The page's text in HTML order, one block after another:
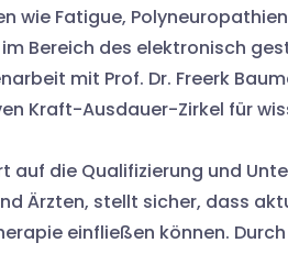
wie Fatigue,
Bereich des elektronisch
mit Prof. Dr. Freerk
Kraft-Ausdauer-Zirkel für
auf die Qualifizierung und
Ärzten, stellt sicher, dass
einfließen können.